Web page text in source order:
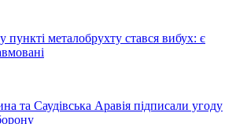
металобрухту стався вибух: є
та Саудівська Аравія підписали угоду